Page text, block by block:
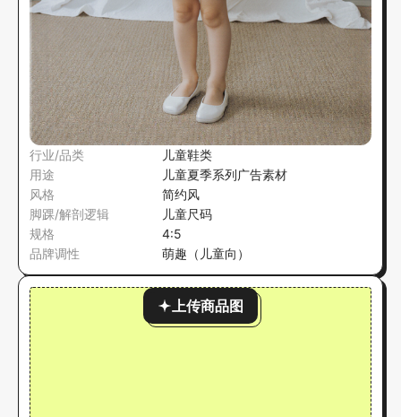
行业/品类
儿童鞋类
用途
儿童夏季系列广告素材
风格
简约风
脚踝/解剖逻辑
儿童尺码
规格
4:5
品牌调性
萌趣（儿童向）
上传商品图